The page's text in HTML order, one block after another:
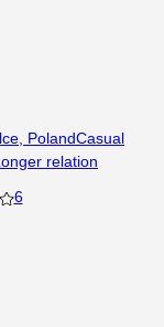
PolandCasual
relation
6